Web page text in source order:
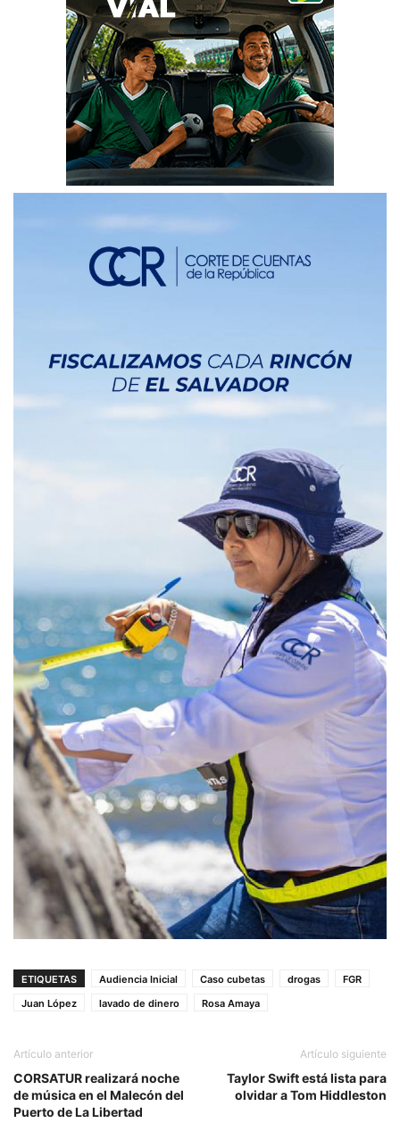
ETIQUETAS Audiencia Inicial Caso cubetas drogas
FGR
Juan López
lavado de dinero Rosa Amaya
Artículo anterior
CORSATUR realizará noche
de música en el Malecón del
Puerto de La Libertad
Artículo siguiente
Taylor Swift está lista para
olvidar a Tom Hiddleston